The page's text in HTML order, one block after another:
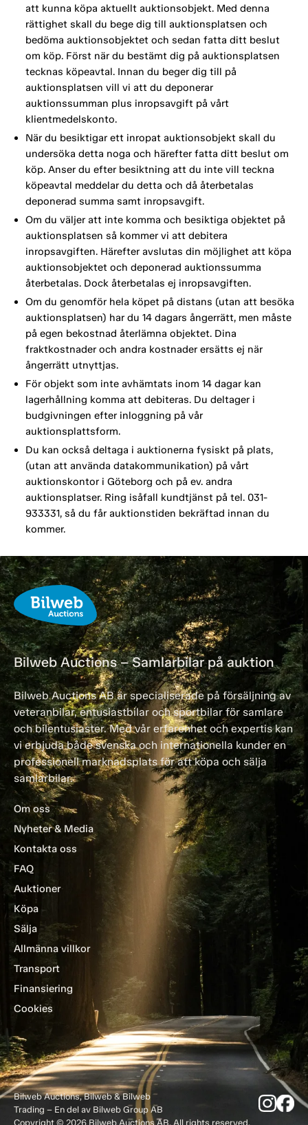
att kunna köpa aktuellt auktionsobjekt. Med denna
rättighet skall du bege dig till auktionsplatsen och
bedöma auktionsobjektet och sedan fatta ditt beslut
om köp. Först när du bestämt dig på auktionsplatsen
tecknas köpeavtal. Innan du beger dig till på
auktionsplatsen vill vi att du deponerar
auktionssumman plus inropsavgift på vårt
klientmedelskonto.
När du besiktigar ett inropat auktionsobjekt skall du
undersöka detta noga och härefter fatta ditt beslut om
köp. Anser du efter besiktning att du inte vill teckna
köpeavtal meddelar du detta och då återbetalas
deponerad summa samt inropsavgift.
Om du väljer att inte komma och besiktiga objektet på
auktionsplatsen så kommer vi att debitera
inropsavgiften. Härefter avslutas din möjlighet att köpa
auktionsobjektet och deponerad auktionssumma
återbetalas. Dock återbetalas ej inropsavgiften.
Om du genomför hela köpet på distans (utan att besöka
auktionsplatsen) har du 14 dagars ångerrätt, men måste
på egen bekostnad återlämna objektet. Dina
fraktkostnader och andra kostnader ersätts ej när
ångerrätt utnyttjas.
För objekt som inte avhämtats inom 14 dagar kan
lagerhållning komma att debiteras. Du deltager i
budgivningen efter inloggning på vår
auktionsplattsform.
Du kan också deltaga i auktionerna fysiskt på plats,
(utan att använda datakommunikation) på vårt
auktionskontor i Göteborg och på ev. andra
auktionsplatser. Ring isåfall kundtjänst på tel. 031-
933331, så du får auktionstiden bekräftad innan du
kommer.
Bilweb Auctions – Samlarbilar på auktion
Bilweb Auctions AB är specialiserade på försäljning av
veteranbilar, entusiastbilar och sportbilar för samlare
och bilentusiaster. Med vår erfarenhet och expertis kan
vi erbjuda både svenska och internationella kunder en
professionell marknadsplats för att köpa och sälja
samlarbilar.
Om oss
Nyheter & Media
Kontakta oss
FAQ
Auktioner
Köpa
Sälja
Allmänna villkor
Transport
Finansiering
Cookies
Bilweb Auctions, Bilweb & Bilweb
Trading – En del av Bilweb Group AB
Copyright © 2026 Bilweb Auctions AB. All rights reserved.